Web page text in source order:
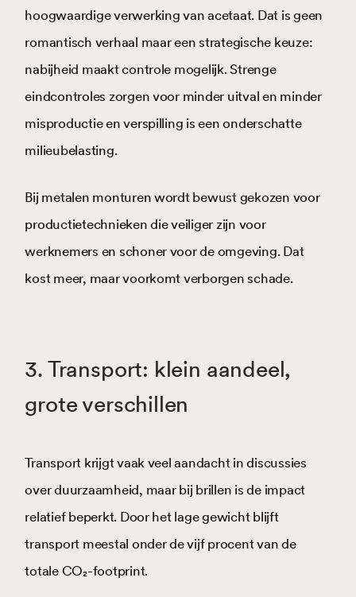
hoogwaardige verwerking van acetaat. Dat is geen
romantisch verhaal maar een strategische keuze:
nabijheid maakt controle mogelijk. Strenge
eindcontroles zorgen voor minder uitval en minder
misproductie en verspilling is een onderschatte
milieubelasting.
Bij metalen monturen wordt bewust gekozen voor
productietechnieken die veiliger zijn voor
werknemers en schoner voor de omgeving. Dat
kost meer, maar voorkomt verborgen schade.
3. Transport: klein aandeel,
grote verschillen
Transport krijgt vaak veel aandacht in discussies
over duurzaamheid, maar bij brillen is de impact
relatief beperkt. Door het lage gewicht blijft
transport meestal onder de vijf procent van de
totale CO₂-footprint.